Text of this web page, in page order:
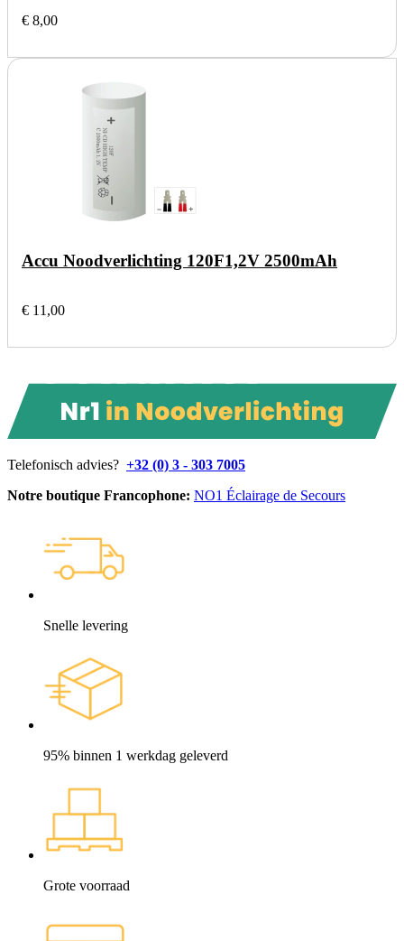
€ 8,00
Accu Noodverlichting 120F1,2V 2500mAh
€ 11,00
Telefonisch advies? +32 (0) 3 - 303 7005
Notre boutique Francophone: NO1 Éclairage de Secours
Snelle levering
95% binnen 1 werkdag geleverd
Grote voorraad